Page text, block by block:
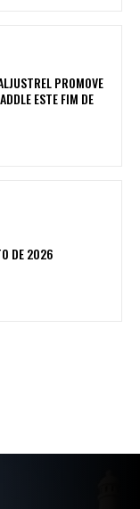
PROMOVE
ESTE FIM DE
DE 2026